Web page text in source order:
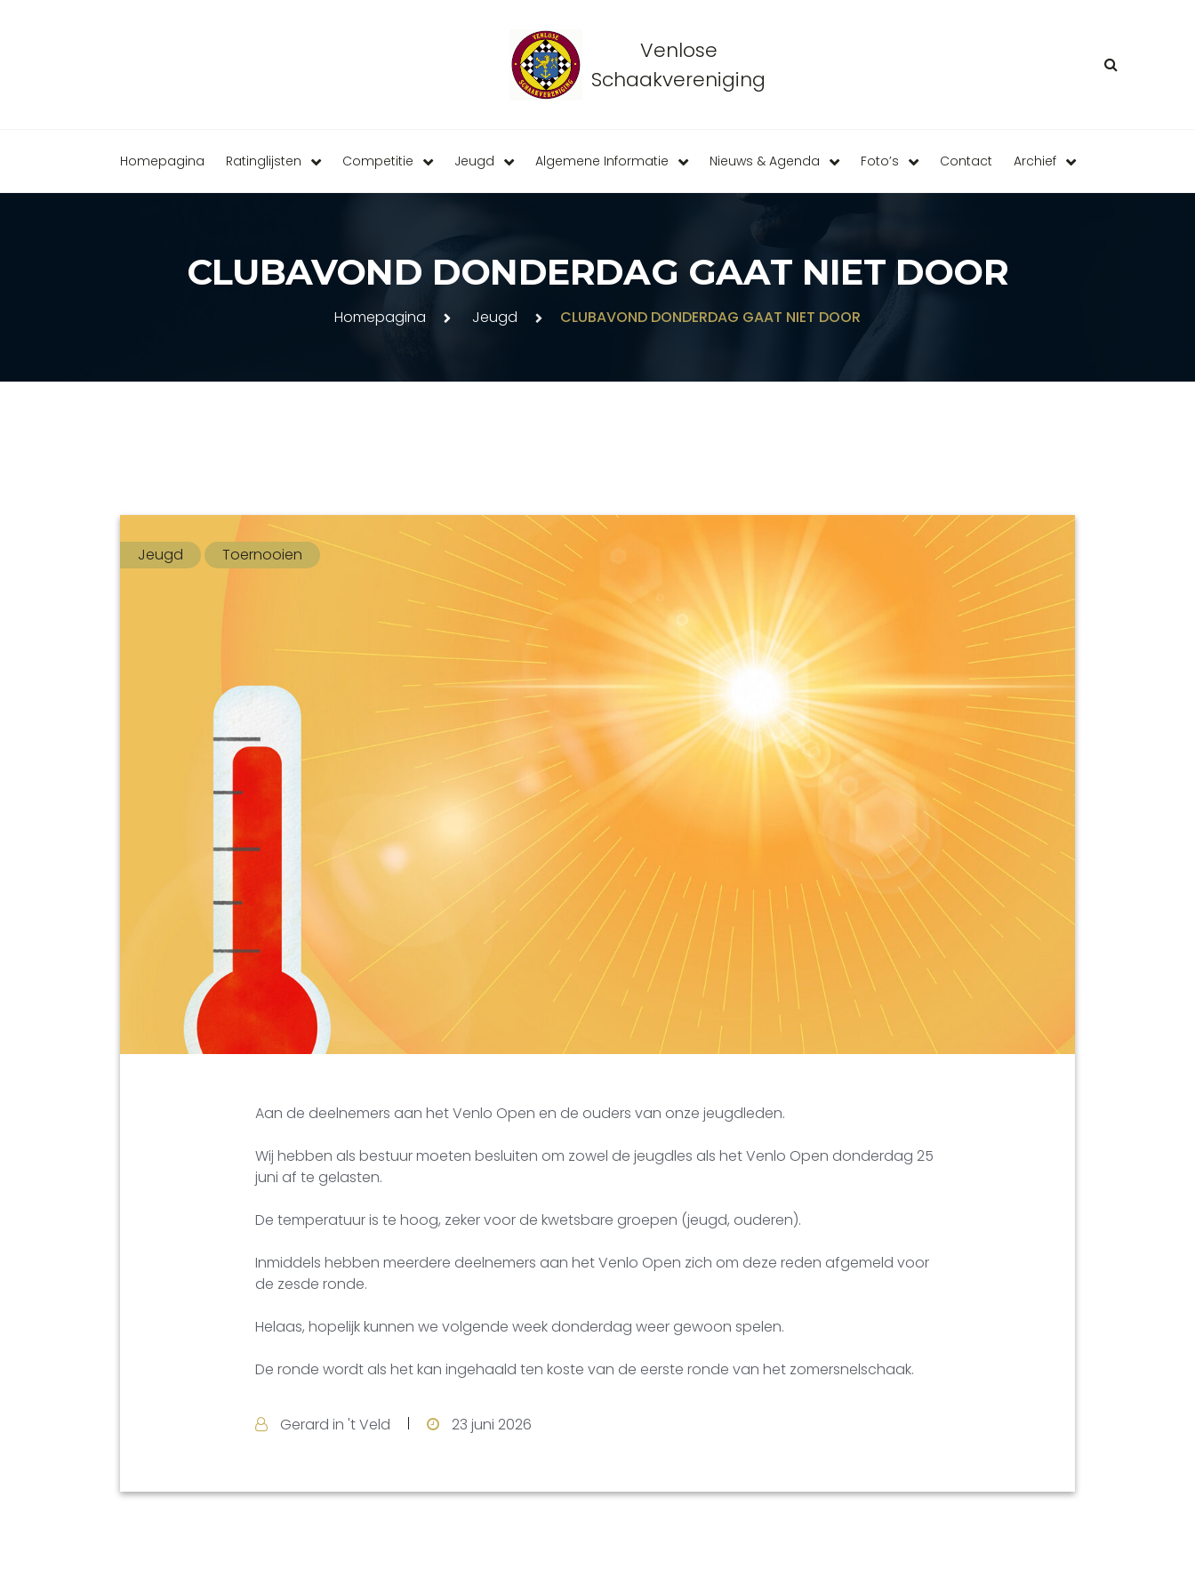
Venlose
Schaakvereniging
Homepagina Ratinglijsten Competitie Jeugd Algemene Informatie Nieuws & Agenda Foto’s Contact Archief
CLUBAVOND DONDERDAG GAAT NIET DOOR
Homepagina Jeugd CLUBAVOND DONDERDAG GAAT NIET DOOR
Jeugd Toernooien
Aan de deelnemers aan het Venlo Open en de ouders van onze jeugdleden.
Wij hebben als bestuur moeten besluiten om zowel de jeugdles als het Venlo Open donderdag 25
juni af te gelasten.
De temperatuur is te hoog, zeker voor de kwetsbare groepen (jeugd, ouderen).
Inmiddels hebben meerdere deelnemers aan het Venlo Open zich om deze reden afgemeld voor
de zesde ronde.
Helaas, hopelijk kunnen we volgende week donderdag weer gewoon spelen.
De ronde wordt als het kan ingehaald ten koste van de eerste ronde van het zomersnelschaak.
Gerard in 't Veld 23 juni 2026